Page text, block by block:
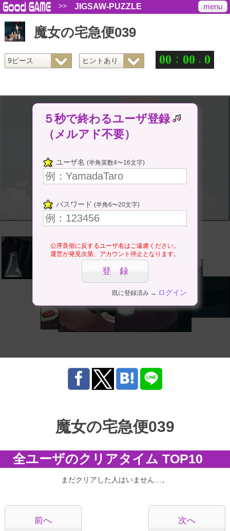
>> JIGSAW-PUZZLE menu
魔女の宅急便039
00 ： 00 . 0
５秒で終わるユーザ登録
（メルアド不要）
ユーザ名 (半角英数4〜16文字)
パスワード (半角6〜20文字)
公序良俗に反するユーザ名はご遠慮ください。
運営が発見次第、アカウント停止となります。
既に登録済み → ログイン
魔女の宅急便039
全ユーザのクリアタイム TOP10
まだクリアした人はいません…。
前へ 次へ